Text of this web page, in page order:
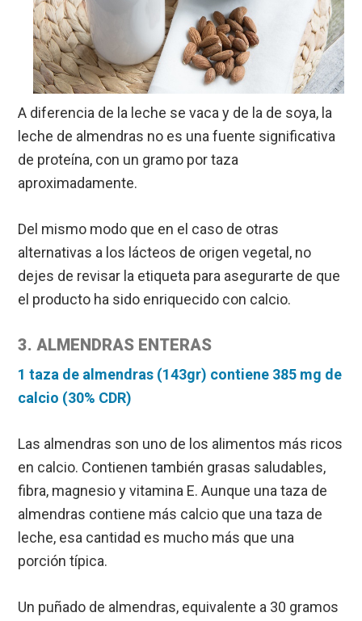
A diferencia de la leche se vaca y de la de soya, la
leche de almendras no es una fuente significativa
de proteína, con un gramo por taza
aproximadamente.
Del mismo modo que en el caso de otras
alternativas a los lácteos de origen vegetal, no
dejes de revisar la etiqueta para asegurarte de que
el producto ha sido enriquecido con calcio.
3. ALMENDRAS ENTERAS
1 taza de almendras (143gr) contiene 385 mg de
calcio (30% CDR)
Las almendras son uno de los alimentos más ricos
en calcio. Contienen también grasas saludables,
fibra, magnesio y vitamina E. Aunque una taza de
almendras contiene más calcio que una taza de
leche, esa cantidad es mucho más que una
porción típica.
Un puñado de almendras, equivalente a 30 gramos